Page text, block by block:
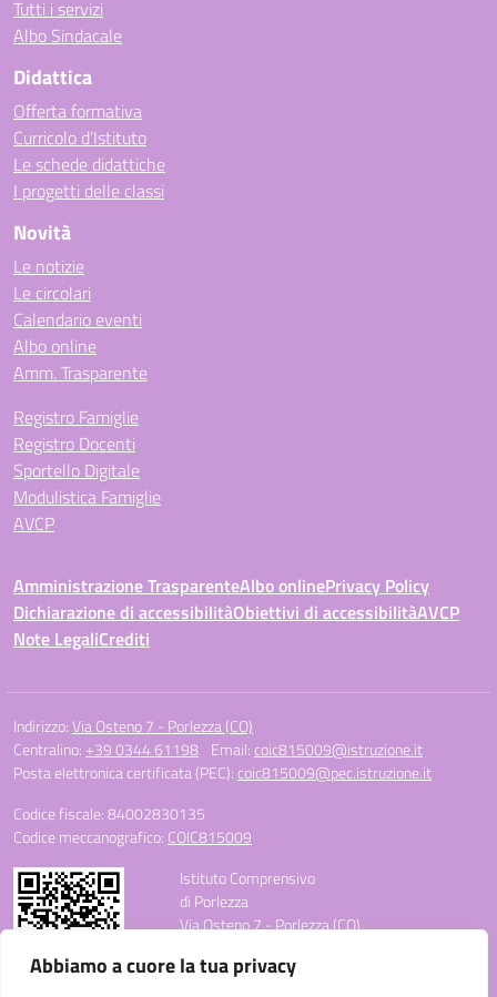
Abbiamo a cuore la tua privacy
Tutti i servizi
Albo Sindacale
Didattica
Offerta formativa
Curricolo d’Istituto
Le schede didattiche
I progetti delle classi
Novità
Le notizie
Le circolari
Calendario eventi
Albo online
Amm. Trasparente
Registro Famiglie
Registro Docenti
Sportello Digitale
Modulistica Famiglie
AVCP
Amministrazione TrasparenteAlbo onlinePrivacy Policy
Dichiarazione di accessibilitàObiettivi di accessibilitàAVCP
Note LegaliCrediti
Indirizzo:Via Osteno 7 - Porlezza (CO)
Centralino: +39 0344 61198 Email:coic815009@istruzione.it
Posta elettronica certificata (PEC):coic815009@pec.istruzione.it
Codice fiscale: 84002830135
Codice meccanografico: COIC815009
Istituto Comprensivo
di Porlezza
Via Osteno 7 - Porlezza (CO)
E-mail: coic815009@istruzione.it